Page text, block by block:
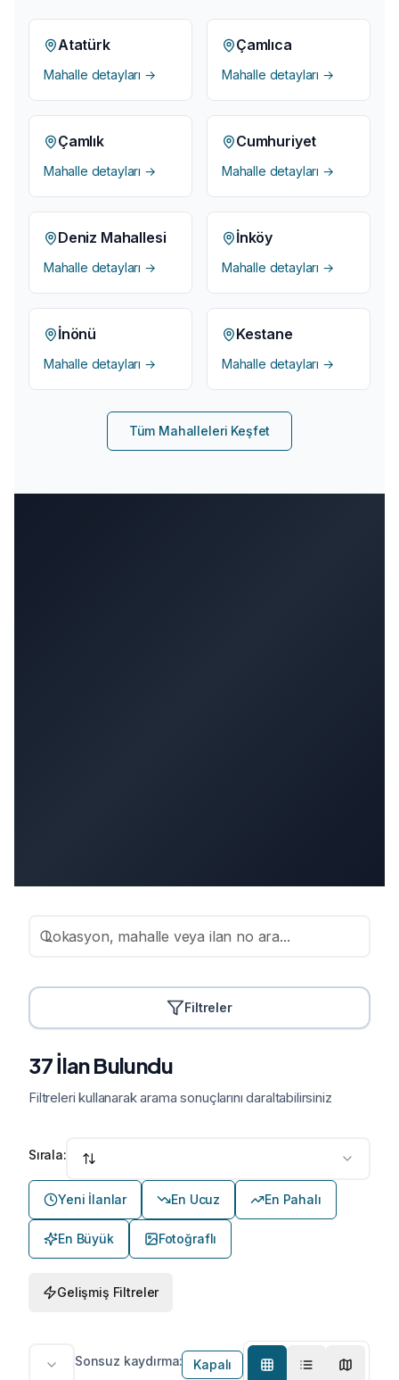
Atatürk
Mahalle detayları →
Çamlıca
Mahalle detayları →
Çamlık
Mahalle detayları →
Cumhuriyet
Mahalle detayları →
Deniz Mahallesi
Mahalle detayları →
İnköy
Mahalle detayları →
İnönü
Mahalle detayları →
Kestane
Mahalle detayları →
Tüm Mahalleleri Keşfet
Filtreler
37 İlan Bulundu
Filtreleri kullanarak arama sonuçlarını daraltabilirsiniz
Sırala:
Yeni İlanlar En Ucuz En Pahalı
En Büyük Fotoğraflı
Gelişmiş Filtreler
Sonsuz kaydırma: Kapalı